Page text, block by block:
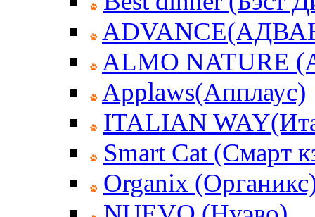
ALMO
Applaws(Апплаус)
ITALIAN
Smart Cat (Смарт
Organix